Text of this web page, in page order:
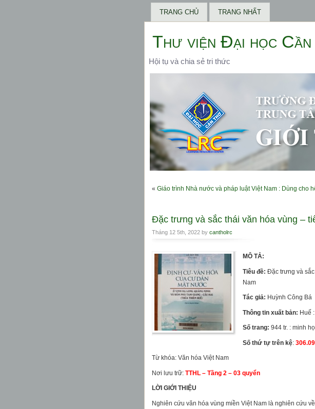
TRANG CHỦ TRANG NHẤT
Thư viện Đại học
Hội tụ và chia sẻ tri thức
« Giáo trình Nhà nước và pháp luật Việt Nam : Dùng cho
Đặc trưng và sắc thái văn hóa vùng –
Tháng 12 5th, 2022 by cantholrc
MÔ TẢ:
Tiêu đề:Đặc trưng và
Nam
Tác giả: Huỳnh Công Bá
Thông tin xuất bản: Huế
Số trang:944 tr. : minh
Số thứ tự trên kệ:
Từ khóa: Văn hóa Việt Nam
Nơi lưu trữ: TTHL – Tầng 2 – 03 quyển
LỜI GIỚI THIỆU
Nghiên cứu văn hóa vùng miền Việt Nam là nghiên cứu